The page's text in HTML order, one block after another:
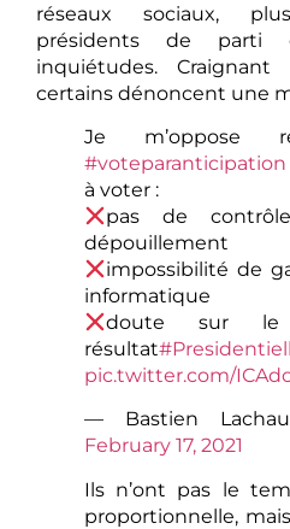
réseaux sociaux,
présidents de parti
inquiétudes.
certains dénoncent une
Je m’oppose
#voteparanticipation
à voter :
pas de
dépouillement
impossibilité de
informatique
doute sur le
résultat
pic.twitter.com/
— Bastien
February 17, 2021
Ils n’ont pas le
proportionnelle,